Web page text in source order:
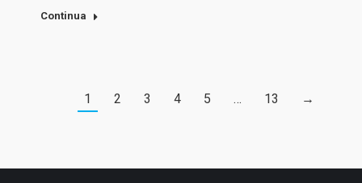
Continua
1 2 3 4 5 … 13 →